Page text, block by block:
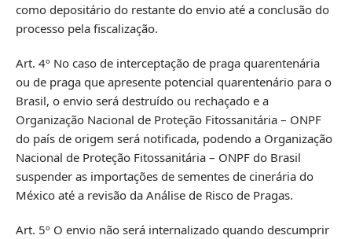
como depositário do restante do envio até a conclusão do
processo pela fiscalização.
Art. 4º No caso de interceptação de praga quarentenária
ou de praga que apresente potencial quarentenário para o
Brasil, o envio será destruído ou rechaçado e a
Organização Nacional de Proteção Fitossanitária – ONPF
do país de origem será notificada, podendo a Organização
Nacional de Proteção Fitossanitária – ONPF do Brasil
suspender as importações de sementes de cinerária do
México até a revisão da Análise de Risco de Pragas.
Art. 5º O envio não será internalizado quando descumprir